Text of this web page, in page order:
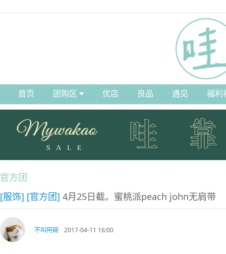
首页 团购区 优店 良品 遇见 福利
官方团
[服饰] [官方团] 4月25日截。蜜桃派peach john无肩带
不叫阿碗 2017-04-11 16:00